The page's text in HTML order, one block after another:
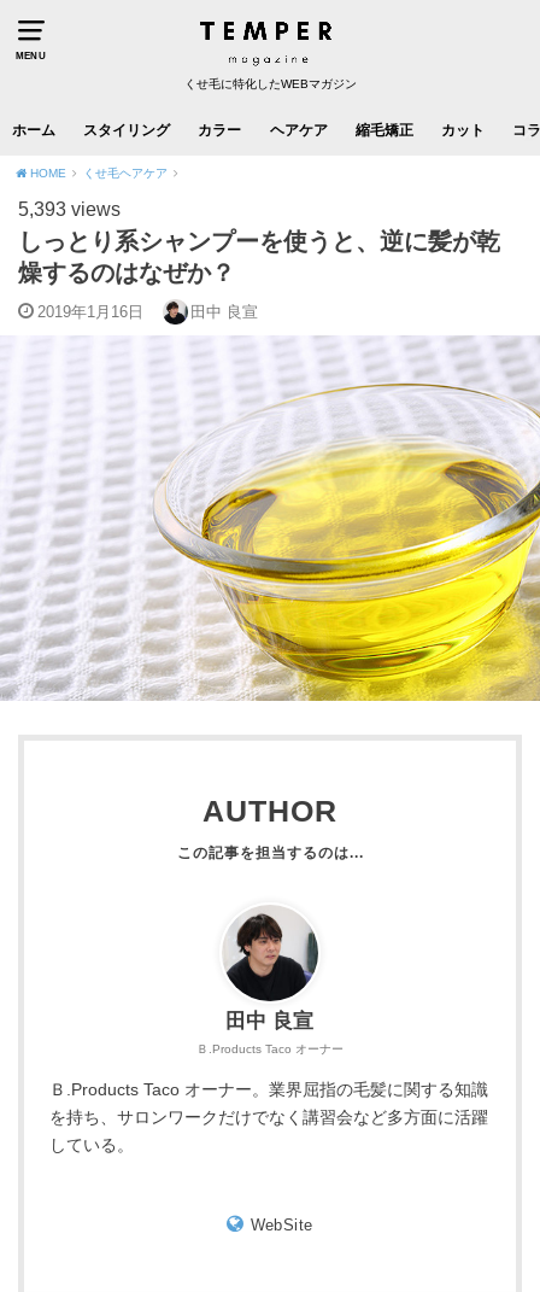
MENU
くせ毛に特化したWEBマガジン
ホーム スタイリング カラー ヘアケア 縮毛矯正 カット コ
HOME くせ毛ヘアケア
5,393 views
しっとり系シャンプーを使うと、逆に髪が乾
燥するのはなぜか？
2019年1月16日 田中 良宣
AUTHOR
田中 良宣
Ｂ.Products Taco オーナー
Ｂ.Products Taco オーナー。業界屈指の毛髪に関する知識
を持ち、サロンワークだけでなく講習会など多方面に活躍
している。
WebSite